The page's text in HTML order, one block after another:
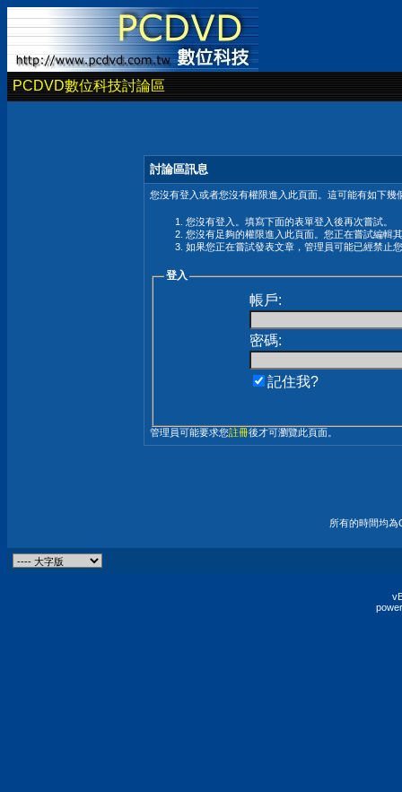
PCDVD數位科技討論區
討論區訊息
您沒有登入或者您沒有權限進入此頁面。這可能有如下幾
您沒有登入。填寫下面的表單登入後再次嘗試。
您沒有足夠的權限進入此頁面。您正在嘗試編輯
如果您正在嘗試發表文章，管理員可能已經禁止
登入
帳戶:
密碼:
記住我?
管理員可能要求您註冊後才可瀏覽此頁面。
所有的時間均為